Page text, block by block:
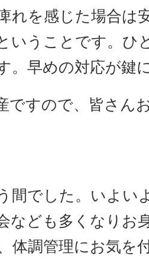
れを感じた場合は
いうことです。ひ
。早めの対応が鍵
ですので、皆さん
間でした。いよい
なども多くなりお
体調管理にお気を